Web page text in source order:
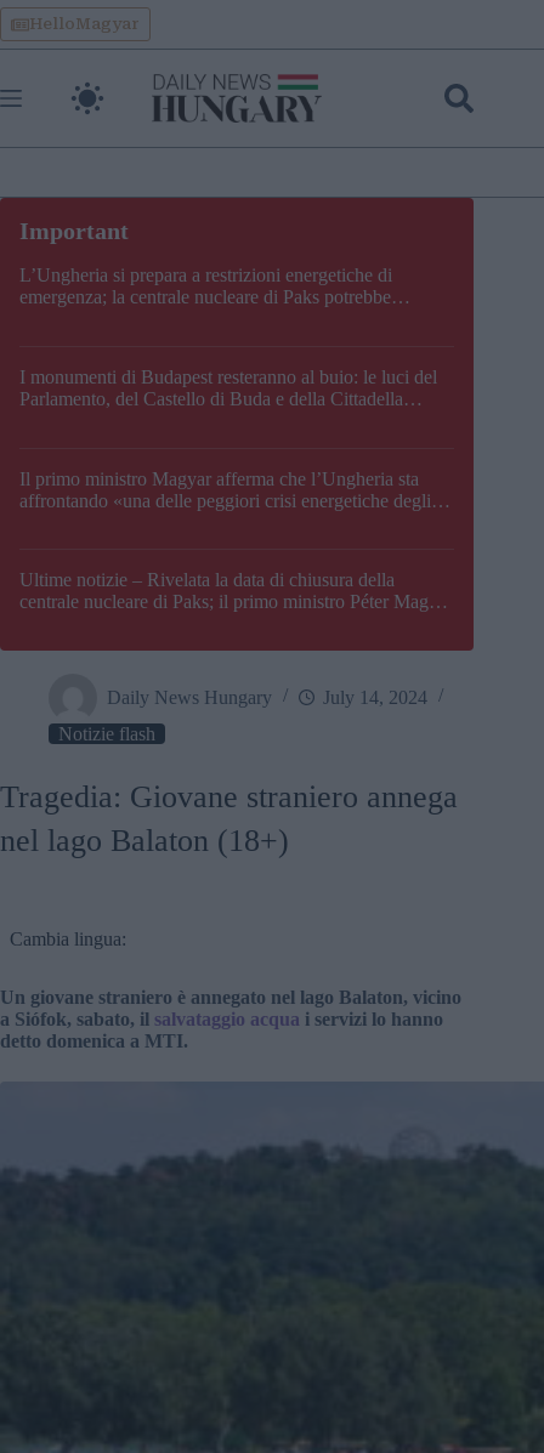
Skip
to
content
HelloMagyar
L’Ungheria si prepara a restrizioni energetiche di
emergenza; la centrale nucleare di Paks potrebbe
I monumenti di Budapest resteranno al buio: le luci del
Parlamento, del Castello di Buda e della Cittadella
Il primo ministro Magyar afferma che l’Ungheria sta
affrontando «una delle peggiori crisi energetiche degli
Ultime notizie – Rivelata la data di chiusura della
centrale nucleare di Paks; il primo ministro Péter Magyar
Daily News Hungary
July 14, 2024
Notizie flash
Tragedia: Giovane straniero annega
nel lago Balaton (18+)
Cambia lingua:
Un giovane straniero è annegato nel lago Balaton, vicino
a Siófok, sabato, il salvataggio acqua i servizi lo hanno
detto domenica a MTI.